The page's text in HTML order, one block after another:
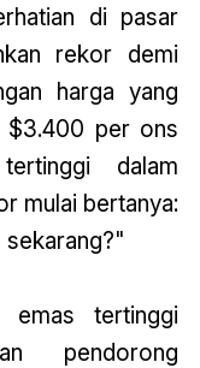
di pasar
rekor demi
harga yang
$3.400 per ons
dalam
mulai bertanya:
sekarang?"
emas tertinggi
pendorong